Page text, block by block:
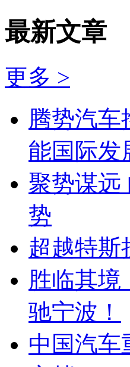
最新文章
更多 >
腾势汽车
能国际发
聚势谋远
势
超越特斯
胜临其境
驰宁波！
中国汽车